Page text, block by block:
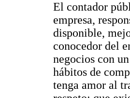
El contador
empresa,
disponible,
conocedor del
negocios con
hábitos de
tenga amor al